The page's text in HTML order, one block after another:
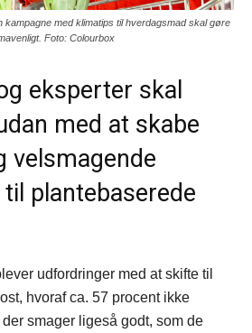
kampagne med klimatips til hverdagsmad skal gøre
Foto: Colourbox
eksperter skal
med at skabe
velsmagende
plantebaserede
udfordringer med at skifte til
hvoraf ca. 57 procent ikke
smager ligeså godt, som de